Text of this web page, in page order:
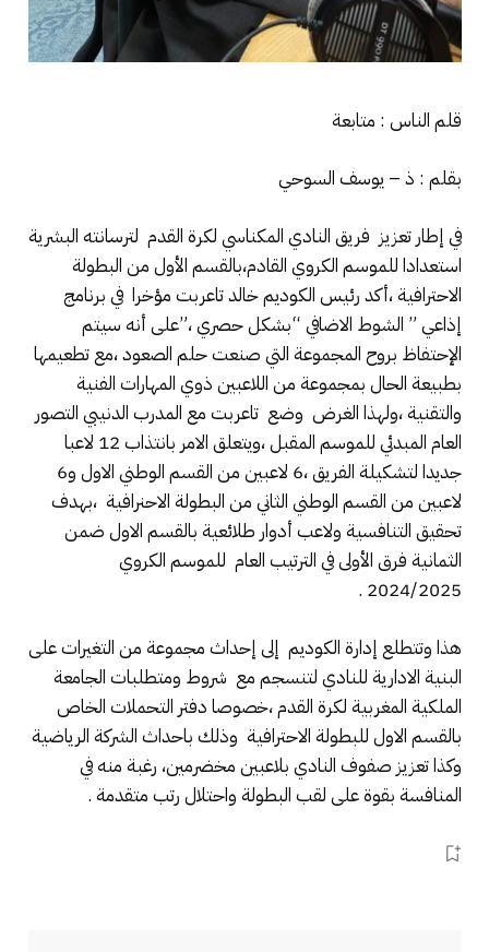
قلم الناس : متابعة
بقلم : ذ – يوسف السوحي
في إطار تعزيز فريق النادي المكناسي لكرة القدم لترسانته البشرية
استعدادا للموسم الكروي القادم،بالقسم الأول من البطولة
الاحترافية ،أكد رئيس الكوديم خالد تاعربت مؤخرا في برنامج
إذاعي ” الشوط الاضافي “بشكل حصري ،”على أنه سيتم
الإحتفاظ بروح المجموعة التي صنعت حلم الصعود ،مع تطعيمها
بطبيعة الحال بمجموعة من اللاعبين ذوي المهارات الفنية
والتقنية ،ولهذا الغرض وضع تاعربت مع المدرب الدنيبي التصور
العام المبدئي للموسم المقبل ،ويتعلق الامر بانتذاب 12 لاعبا
جديدا لتشكيلة الفريق ،6 لاعبين من القسم الوطني الاول و6
لاعبين من القسم الوطني الثاني من البطولة الاحنرافية ،بهدف
تحقيق التنافسية ولاعب أدوار طلائعية بالقسم الاول ضمن
الثمانية فرق الأولى في الترتيب العام للموسم الكروي
2024/2025 .
هذا وتتطلع إدارة الكوديم إلى إحداث مجموعة من التغيرات على
البنية الادارية للنادي لتنسجم مع شروط ومتطلبات الجامعة
الملكية المغربية لكرة القدم ،خصوصا دفتر التحملات الخاص
بالقسم الاول للبطولة الاحترافية وذلك باحداث الشركة الرياضية
وكذا تعزيز صفوف النادي بلاعبين مخضرمين، رغبة منه في
المنافسة بقوة على لقب البطولة واحتلال رتب متقدمة .